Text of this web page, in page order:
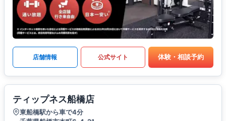
店舗情報 公式サイト 体験・相談予約
ティップネス船橋店
東船橋駅から車で4分